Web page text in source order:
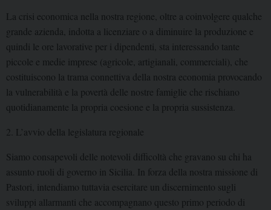
La crisi economica nella nostra regione, oltre a coinvolgere qualche
grande azienda, indotta a licenziare o a diminuire la produzione e
quindi le ore lavorative per i dipendenti, sta interessando tante
piccole e medie imprese (agricole, artigianali, commerciali), che
costituiscono la trama connettiva della nostra economia provocando
la vulnerabilità e la povertà delle nostre famiglie che rischiano
quotidianamente la propria coesione e la propria sussistenza.
2. L’avvio della legislatura regionale
Siamo consapevoli delle notevoli difficoltà che gravano su chi ha
assunto ruoli di governo in Sicilia. In forza della nostra missione di
Pastori, intendiamo tuttavia esercitare un discernimento sugli
sviluppi allarmanti che accompagnano questo primo periodo di